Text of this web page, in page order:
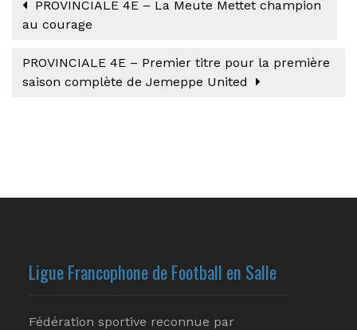
PROVINCIALE 4E – La Meute Mettet champion
au courage
PROVINCIALE 4E – Premier titre pour la première
saison complète de Jemeppe United
Ligue Francophone de Football en Salle
Fédération sportive reconnue par